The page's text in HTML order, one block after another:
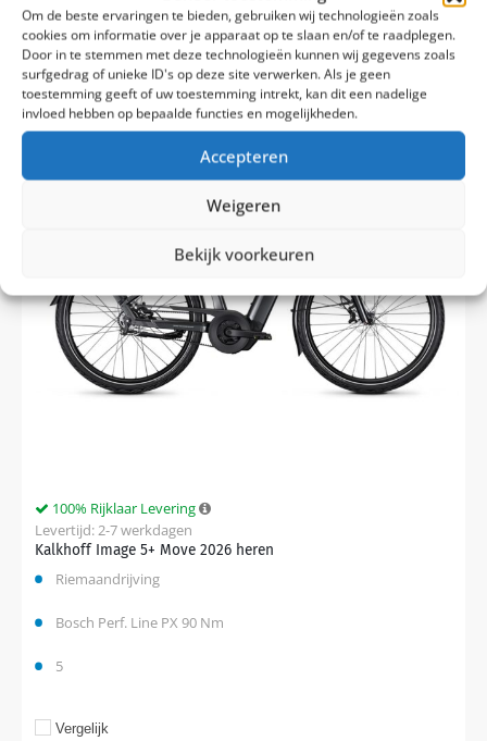
Om de beste ervaringen te bieden, gebruiken wij technologieën zoals
cookies om informatie over je apparaat op te slaan en/of te raadplegen.
Door in te stemmen met deze technologieën kunnen wij gegevens zoals
surfgedrag of unieke ID's op deze site verwerken. Als je geen
toestemming geeft of uw toestemming intrekt, kan dit een nadelige
invloed hebben op bepaalde functies en mogelijkheden.
Accepteren
Weigeren
Bekijk voorkeuren
4.899,00 4.499,00
Kalkhoff Image 5+ Move 2026 heren
100% Rijklaar Levering
Levertijd: 2-7 werkdagen
Riemaandrijving
Bosch Perf. Line PX 90 Nm
5
Vergelijk